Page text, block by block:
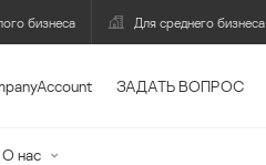
бизнеса Для среднего бизнеса
ЗАДАТЬ ВОПРОС
О нас